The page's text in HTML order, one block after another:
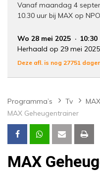
Vanaf maandag 4
10.30 uur bij MAX op
Wo 28 mei 2025 10:30
Herhaald op 29 mei 2025
Deze afl. is nog 27751
Programma’s Tv
MAX Geheugentrainer
MAX